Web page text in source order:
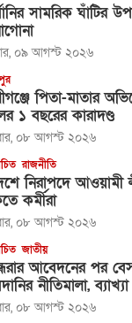
সামরিক ঘাঁটির
০৯ আগস্ট ২০২৬
পিতা-মাতার
১ বছরের কারাদণ্ড
০৮ আগস্ট ২০২৬
রাজনীতি
নিরাপদে আওয়ামী
কর্মীরা
০৮ আগস্ট ২০২৬
জাতীয়
আবেদনের পর
নীতিমালা,
০৮ আগস্ট ২০২৬